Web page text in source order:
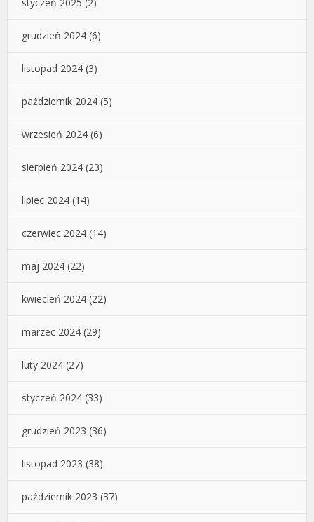
styczeń 2025 (2)
grudzień 2024 (6)
listopad 2024 (3)
październik 2024 (5)
wrzesień 2024 (6)
sierpień 2024 (23)
lipiec 2024 (14)
czerwiec 2024 (14)
maj 2024 (22)
kwiecień 2024 (22)
marzec 2024 (29)
luty 2024 (27)
styczeń 2024 (33)
grudzień 2023 (36)
listopad 2023 (38)
październik 2023 (37)